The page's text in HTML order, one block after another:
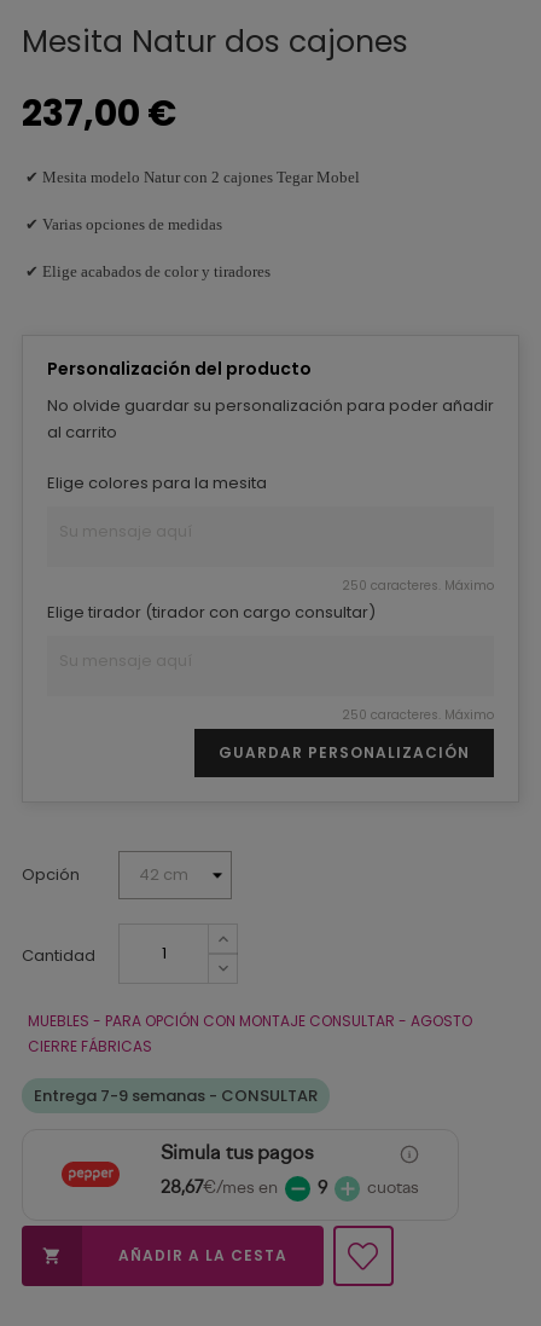
Mesita Natur dos cajones
237,00 €
✔ Mesita modelo Natur con 2 cajones Tegar Mobel
✔ Varias opciones de medidas
✔ Elige acabados de color y tiradores
Personalización del producto
No olvide guardar su personalización para poder añadir
al carrito
Elige colores para la mesita
250 caracteres. Máximo
Elige tirador (tirador con cargo consultar)
250 caracteres. Máximo
GUARDAR PERSONALIZACIÓN
Opción
Cantidad
MUEBLES - PARA OPCIÓN CON MONTAJE CONSULTAR - AGOSTO
CIERRE FÁBRICAS
Entrega 7-9 semanas - CONSULTAR
Simula tus pagos
28,67€/mes en 9 cuotas
 AÑADIR A LA CESTA